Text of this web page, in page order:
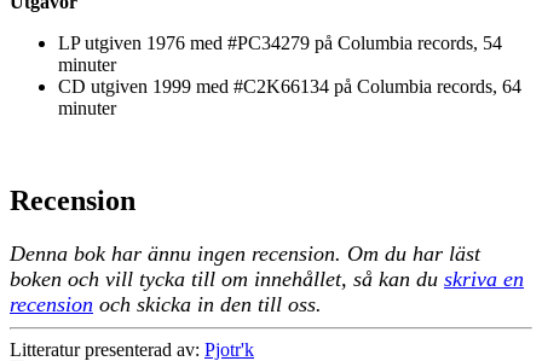
LP utgiven 1976 med #PC34279 på Columbia records, 54
minuter
CD utgiven 1999 med #C2K66134 på Columbia records, 64
minuter
Recension
Denna bok har ännu ingen recension. Om du har läst
boken och vill tycka till om innehållet, så kan du skriva en
recension och skicka in den till oss.
Litteratur presenterad av: Pjotr'k